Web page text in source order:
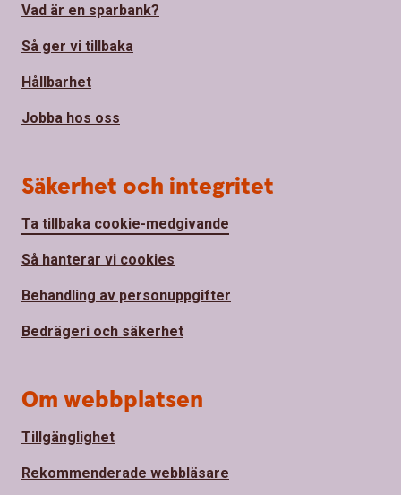
Vad är en sparbank?
Så ger vi tillbaka
Hållbarhet
Jobba hos oss
Säkerhet och integritet
Ta tillbaka cookie-medgivande
Så hanterar vi cookies
Behandling av personuppgifter
Bedrägeri och säkerhet
Om webbplatsen
Tillgänglighet
Rekommenderade webbläsare